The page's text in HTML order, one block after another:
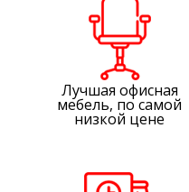
Лучшая офисная
мебель, по самой
низкой цене